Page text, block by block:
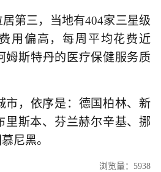
第三，当地有404家三星级
用偏高，每周平均花费近
姆斯特丹的医疗保健服务质
市，依序是：德国柏林、新
里斯本、芬兰赫尔辛基、挪
尼黑。
浏览量：5938